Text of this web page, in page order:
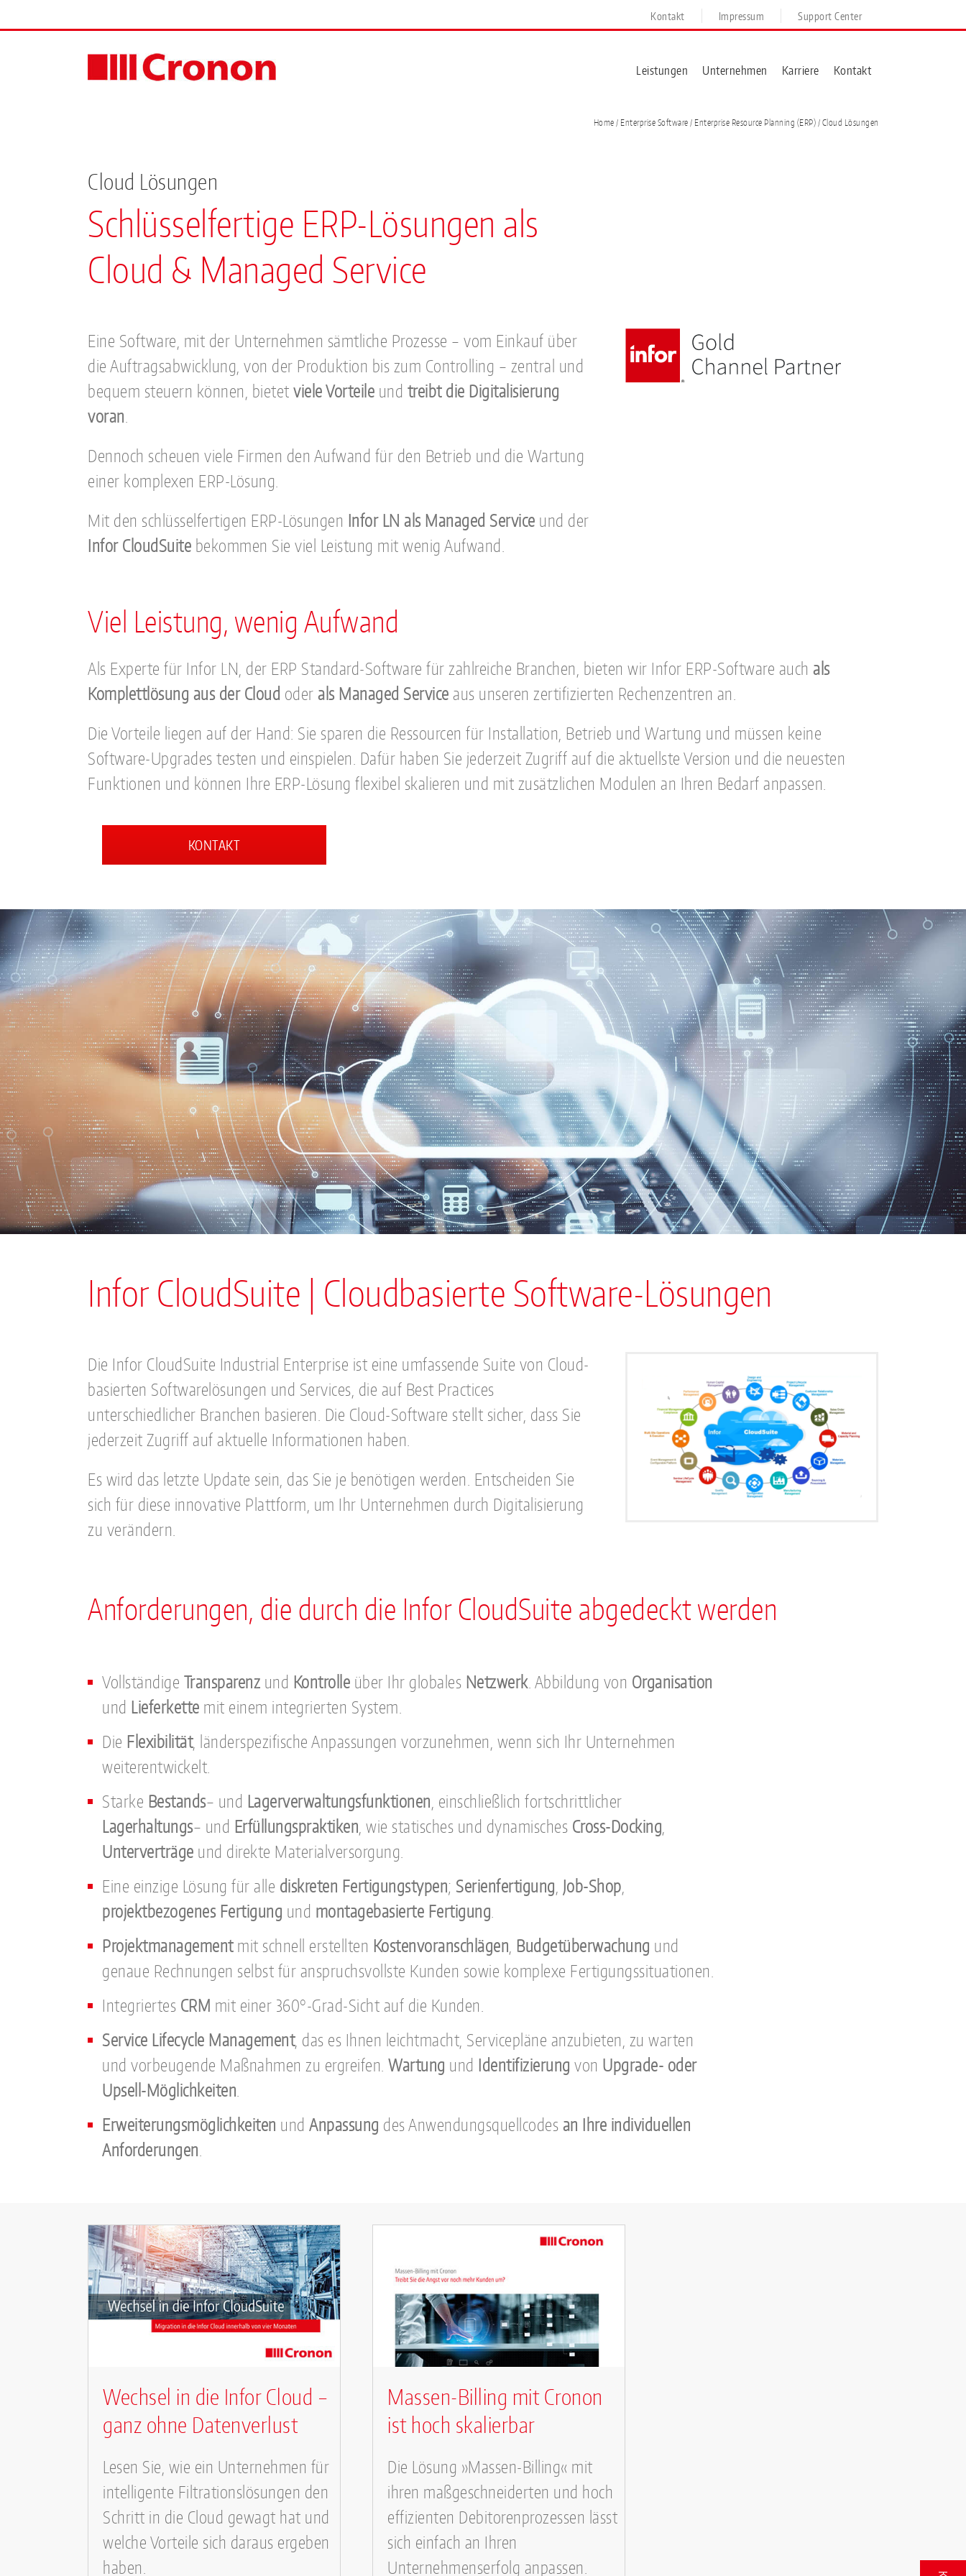
to
Kontakt Impressum Support Center
Leistungen Unternehmen Karriere Kontakt
Home / Enterprise Software / Enterprise Resource Planning (ERP) / Cloud Lösungen
Cloud Lösungen
Schlüsselfertige ERP-Lösungen als
Cloud & Managed Service
Eine Software, mit der Unternehmen sämtliche Prozesse – vom Einkauf über
die Auftragsabwicklung, von der Produktion bis zum Controlling – zentral und
bequem steuern können, bietet viele Vorteile und treibt die Digitalisierung
voran.
Dennoch scheuen viele Firmen den Aufwand für den Betrieb und die Wartung
einer komplexen ERP-Lösung.
Mit den schlüsselfertigen ERP-Lösungen Infor LN als Managed Service und der
Infor CloudSuite bekommen Sie viel Leistung mit wenig Aufwand.
Viel Leistung, wenig Aufwand
Als Experte für Infor LN, der ERP Standard-Software für zahlreiche Branchen, bieten wir Infor ERP-Software auch als
Komplettlösung aus der Cloud oder als Managed Service aus unseren zertifizierten Rechenzentren an.
Die Vorteile liegen auf der Hand: Sie sparen die Ressourcen für Installation, Betrieb und Wartung und müssen keine
Software-Upgrades testen und einspielen. Dafür haben Sie jederzeit Zugriff auf die aktuellste Version und die neuesten
Funktionen und können Ihre ERP-Lösung flexibel skalieren und mit zusätzlichen Modulen an Ihren Bedarf anpassen.
KONTAKT
Infor CloudSuite | Cloudbasierte Software-Lösungen
Die Infor CloudSuite Industrial Enterprise ist eine umfassende Suite von Cloud-
basierten Softwarelösungen und Services, die auf Best Practices
unterschiedlicher Branchen basieren. Die Cloud-Software stellt sicher, dass Sie
jederzeit Zugriff auf aktuelle Informationen haben.
Es wird das letzte Update sein, das Sie je benötigen werden. Entscheiden Sie
sich für diese innovative Plattform, um Ihr Unternehmen durch Digitalisierung
zu verändern.
Anforderungen, die durch die Infor CloudSuite abgedeckt werden
Vollständige Transparenz und Kontrolle über Ihr globales Netzwerk. Abbildung von Organisation
und Lieferkette mit einem integrierten System.
Die Flexibilität, länderspezifische Anpassungen vorzunehmen, wenn sich Ihr Unternehmen
weiterentwickelt.
Starke Bestands– und Lagerverwaltungsfunktionen, einschließlich fortschrittlicher
Lagerhaltungs– und Erfüllungspraktiken, wie statisches und dynamisches Cross-Docking,
Unterverträge und direkte Materialversorgung.
Eine einzige Lösung für alle diskreten Fertigungstypen; Serienfertigung, Job-Shop,
projektbezogenes Fertigung und montagebasierte Fertigung.
Projektmanagementmit schnell erstellten Kostenvoranschlägen, Budgetüberwachung und
genaue Rechnungen selbst für anspruchsvollste Kunden sowie komplexe Fertigungssituationen.
Integriertes CRM mit einer 360°-Grad-Sicht auf die Kunden.
Service Lifecycle Management, das es Ihnen leichtmacht, Servicepläne anzubieten, zu warten
und vorbeugende Maßnahmen zu ergreifen. Wartung und Identifizierung von Upgrade- oder
Upsell-Möglichkeiten.
Erweiterungsmöglichkeiten und Anpassung des Anwendungsquellcodes an Ihre individuellen
Anforderungen.
Wechsel in die Infor Cloud –
ganz ohne Datenverlust
Lesen Sie, wie ein Unternehmen für
intelligente Filtrationslösungen den
Schritt in die Cloud gewagt hat und
welche Vorteile sich daraus ergeben
haben.
Massen-Billing mit Cronon
ist hoch skalierbar
Die Lösung »Massen-Billing« mit
ihren maßgeschneiderten und hoch
effizienten Debitorenprozessen lässt
sich einfach an Ihren
Unternehmenserfolg anpassen.